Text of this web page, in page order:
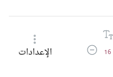
الخط 16 تقليل حجم الخطالإعدادات